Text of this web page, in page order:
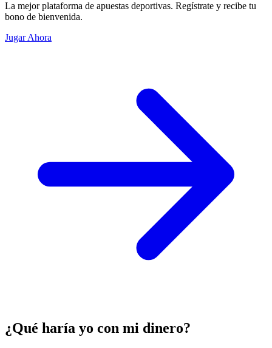
La mejor plataforma de apuestas deportivas. Regístrate y recibe tu
bono de bienvenida.
Jugar Ahora
¿Qué haría yo con mi dinero?